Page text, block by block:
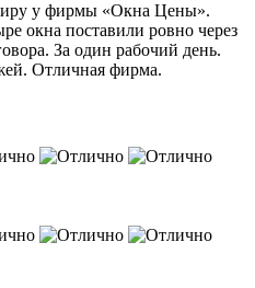
у фирмы «Окна Цены».
окна поставили ровно через
За один рабочий день.
Отличная фирма.